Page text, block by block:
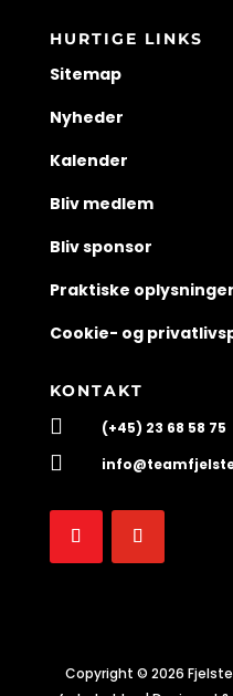
HURTIGE LINKS
Sitemap
Nyheder
Kalender
Bliv medlem
Bliv sponsor
Praktiske oplysninger
Cookie- og
KONTAKT
 (+45) 23 68 58 75

Copyright © 2026